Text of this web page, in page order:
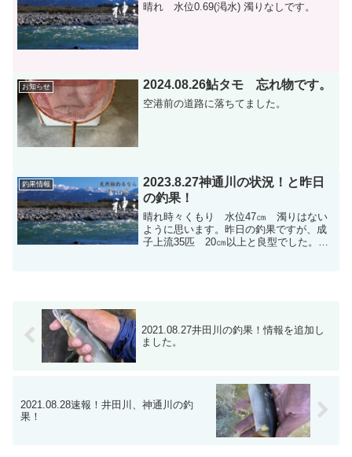
晴れ 水位0.69(渇水) 濁りなしです。
お知らせ 2024.08.26鮎タモ 忘れ物です。
空港前の道路に落ちてました。
釣果情報
2023.8.27神通川の状況！と昨日
の釣果！
晴れ時々くもり 水位47㎝ 濁りはない
ように思います。昨日の釣果ですが、成
子上流35匹 20㎝以上と良型でした。新
2021.08.27井田川の釣果！情報を追加し
ました。
2021.08.28速報！井田川、神通川の釣
果！